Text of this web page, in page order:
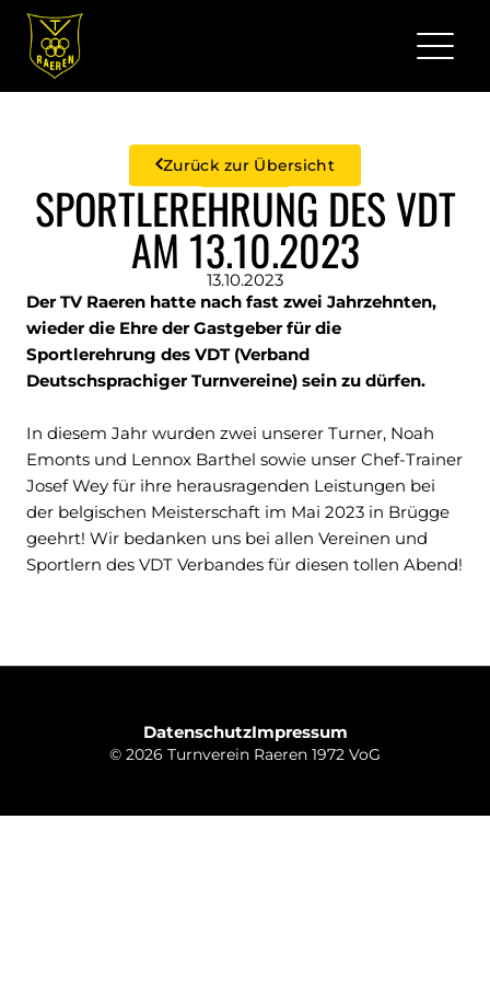
Zurück zur Übersicht
SPORTLEREHRUNG DES VDT
AM 13.10.2023
13.10.2023
Der TV Raeren hatte nach fast zwei Jahrzehnten,
wieder die Ehre der Gastgeber für die
Sportlerehrung des VDT (Verband
Deutschsprachiger Turnvereine) sein zu dürfen.
In diesem Jahr wurden zwei unserer Turner, Noah
Emonts und Lennox Barthel sowie unser Chef-Trainer
Josef Wey für ihre herausragenden Leistungen bei
der belgischen Meisterschaft im Mai 2023 in Brügge
geehrt! Wir bedanken uns bei allen Vereinen und
Sportlern des VDT Verbandes für diesen tollen Abend!
DatenschutzImpressum
© 2026 Turnverein Raeren 1972 VoG